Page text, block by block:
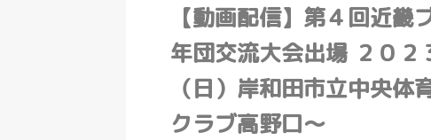
【動画配信】第４回近
年団交流大会出場 ２０
（日）岸和田市立中央
クラブ高野口～